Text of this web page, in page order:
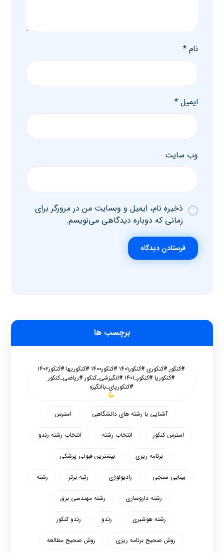
نام*
ایمیل*
وب‌ سایت
ذخیره نام، ایمیل و وبسایت من در مرورگر برای
زمانی که دوباره دیدگاهی می‌نویسم.
فرستادن دیدگاه
برچسب ها
#کنکور #کنکوری #کنکور۱۴۰۱ #کنکور۱۴۰۰ #کنکوریها #کنکور۱۴۰۲
#کنکوریا #کنکور_۱۴۰۱ #انگیزشی_کنکور #ریاضی_کنکور
#کنکوریای_باانگیزه
آشنایی با رشته های دانشگاهی استرس
استرس کنکور انتخاب رشته انتخاب رشته رندو
برنامه ریزی بیشترین قبولی پزشکی
بینایی سنجی رادیولوژی رتبه برتر رشته
رشته داروسازی رشته مهندسی برق
رشته هوشبری رندو رندو کنکور
روش صحیح برنامه ریزی روش صحیح مطالعه